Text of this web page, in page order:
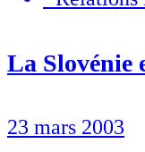
La Slovénie
23 mars 2003